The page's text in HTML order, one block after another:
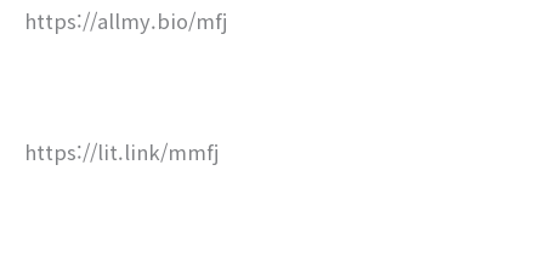
https://allmy.bio/mfj
https://lit.link/mmfj